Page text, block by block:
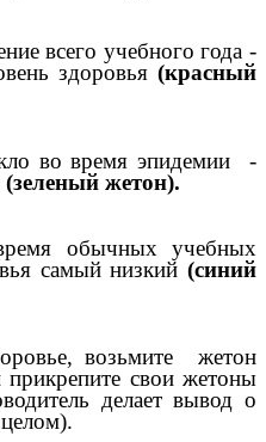
всего учебного года -
здоровья (красный
во время эпидемии -
(зеленый жетон).
обычных учебных
самый низкий (синий
возьмите жетон
прикрепите свои жетоны
делает вывод о